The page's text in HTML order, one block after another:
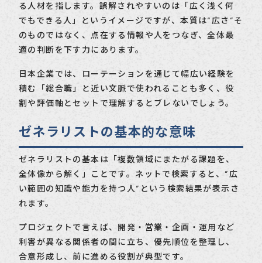
る人材を指します。誤解されやすいのは「広く浅く何
でもできる人」というイメージですが、本質は“広さ”そ
のものではなく、点在する情報や人をつなぎ、全体最
適の判断を下す力にあります。
日本企業では、ローテーションを通じて幅広い経験を
積む「総合職」と近い文脈で使われることも多く、役
割や評価軸とセットで理解するとブレないでしょう。
ゼネラリストの基本的な意味
ゼネラリストの基本は「複数領域にまたがる課題を、
全体像から解く」ことです。ネットで検索すると、”広
い範囲の知識や能力を持つ人”という検索結果が表示さ
れます。
プロジェクトで言えば、開発・営業・企画・運用など
利害が異なる関係者の間に立ち、優先順位を整理し、
合意形成し、前に進める役割が典型です。